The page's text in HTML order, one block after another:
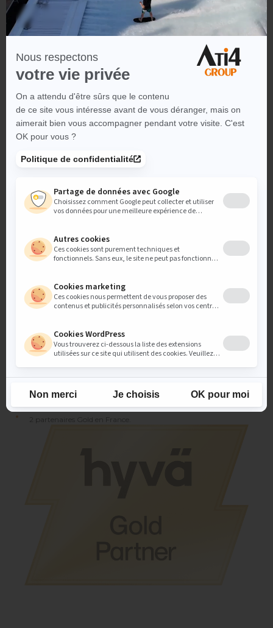
eco boost, éco responsable, éco
Nous nous investissons quotidiennement dans cette solution,
projets sous Hyvä, et six mois après avoir obtenu notre
certification en tant que partenaire Silver, nous sommes fiers de
porter désormais le label Gold !
suivent attentivement les actualités et mises à jour.
nous
permet de construire votre site e-commerce avec des
technologies de nouvelle génération telles que Tailwind CSS
performances.
Quelques chiffres :
600 agences l’ont adopté
Plus de 1000 extensions compatibles.
700 partenaires d’implémentations dans le monde.
2 partenaires Gold en France.